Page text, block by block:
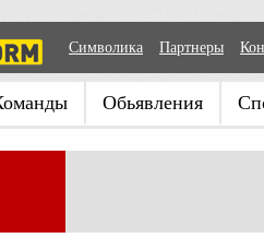
Символика Партнеры
Обьявления